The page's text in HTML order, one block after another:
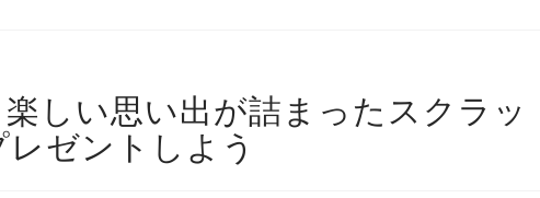
しい思い出が詰まったスクラッ
ゼントしよう